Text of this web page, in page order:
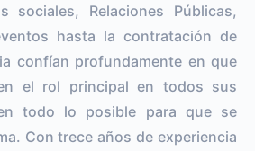
sociales, Relaciones Públicas,
hasta la contratación de
confían profundamente en que
el rol principal en todos sus
todo lo posible para que se
Con trece años de experiencia